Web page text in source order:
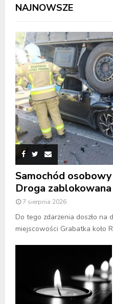
NAJNOWSZE
Samochód
Droga
7 sierpnia 2026
Do tego zdarzenia doszło na
miejscowości Grabatka koło